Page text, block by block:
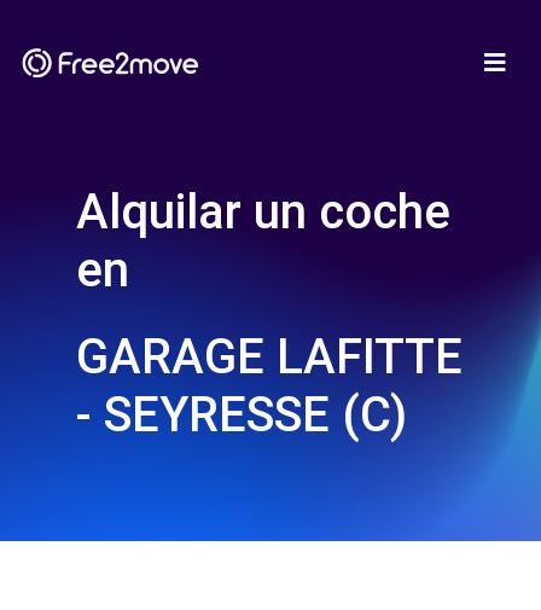
Alquilar un coche
en
GARAGE LAFITTE
- SEYRESSE (C)